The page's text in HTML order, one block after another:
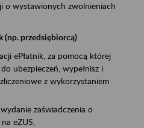
o wystawionych zwolnieniach
(np. przedsiębiorcą)
ePłatnik, za pomocą której
ubezpieczeń, wypełnisz i
z wykorzystaniem
zaświadczenia o
eZUS,